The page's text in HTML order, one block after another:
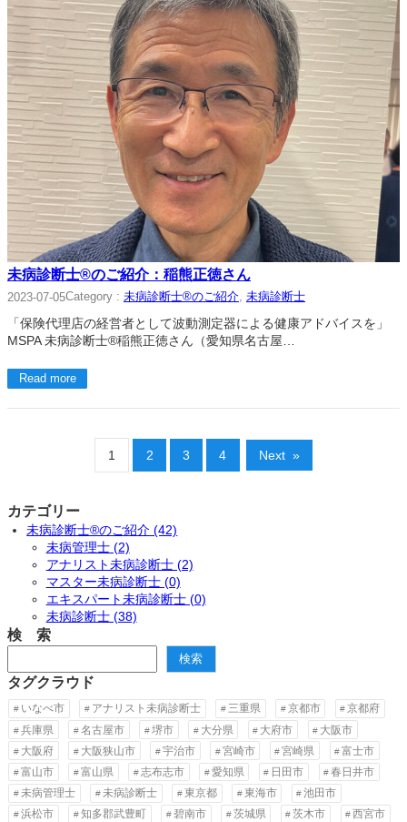
未病診断士®のご紹介：稲熊正徳さん
2023-07-05Category : 未病診断士®のご紹介, 未病診断士
「保険代理店の経営者として波動測定器による健康アドバイスを」
MSPA 未病診断士®稲熊正徳さん（愛知県名古屋…
Read more
1 2 3 4 Next »
カテゴリー
未病診断士®のご紹介 (42)
未病管理士 (2)
アナリスト未病診断士 (2)
マスター未病診断士 (0)
エキスパート未病診断士 (0)
未病診断士 (38)
検 索
索
検索
タグクラウド
いなべ市 アナリスト未病診断士 三重県 京都市
京都府
兵庫県
名古屋市 堺市 大分県 大府市
大阪市
大阪府
大阪狭山市 宇治市 宮崎市 宮崎県
富士市
富山市
富山県 志布志市 愛知県 日田市
春日井市
未病管理士
未病診断士 東京都 東海市
池田市
浜松市
知多郡武豊町 碧南市 茨城県 茨木市
西宮市